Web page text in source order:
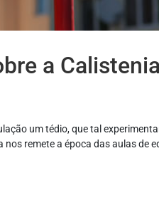
a Calistenia
um tédio, que tal
remete a época das aulas de